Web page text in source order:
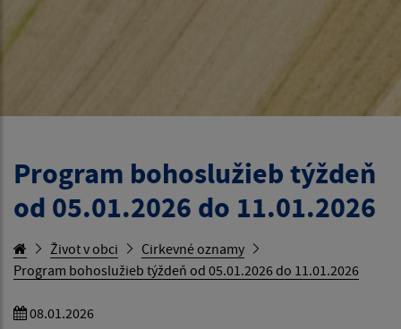
Program bohoslužieb týždeň
od 05.01.2026 do 11.01.2026
Život v obci
Cirkevné oznamy
Program bohoslužieb týždeň od 05.01.2026 do 11.01.2026
08.01.2026